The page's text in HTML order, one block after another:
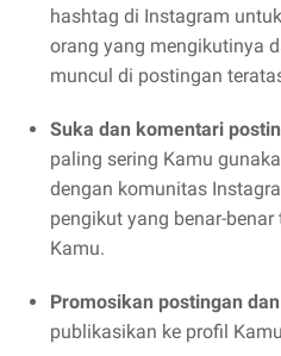
hashtag di Instagram
orang yang mengikutinya
muncul di postingan
Suka dan komentari
paling sering Kamu
dengan komunitas
pengikut yang benar-
Kamu.
Promosikan postingan
publikasikan ke profil